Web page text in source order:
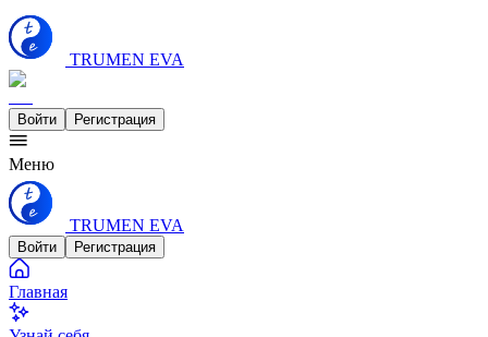
TRUMEN EVA
Войти Регистрация
Меню
TRUMEN EVA
Войти Регистрация
Главная